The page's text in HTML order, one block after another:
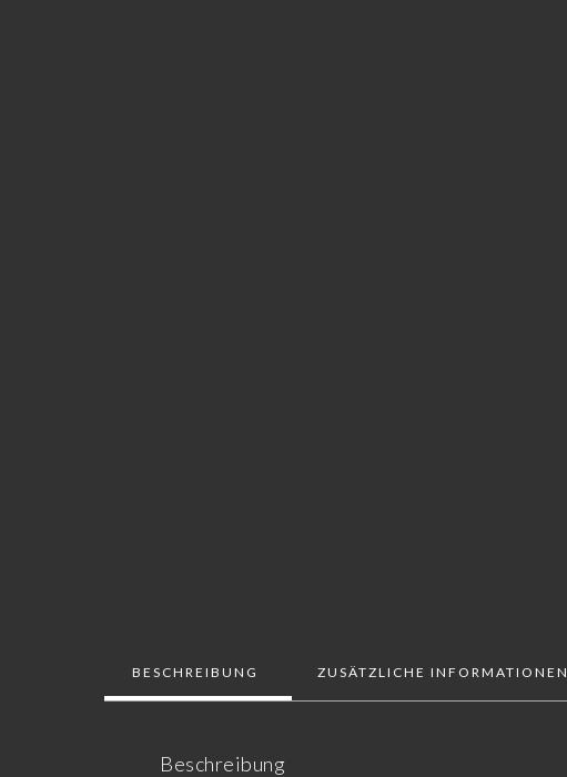
BESCHREIBUNG ZUSÄTZLICHE INFORMATIONEN
Beschreibung